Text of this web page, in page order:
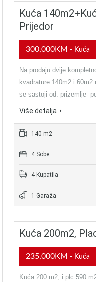
Kuća
Prijedor
300,000KM - Kuća
Na prodaju dvije
kvadrature 140m2 i
se sastoji od: prizemlje-
Više detalja
140 m2
4 Sobe
4 Kupatila
1 Garaža
Kuća 200m2,
235,000KM - Kuća
Kuća 200 m2, i plc 590